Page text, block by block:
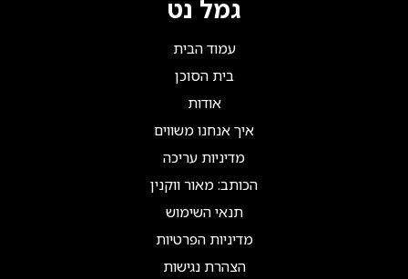
גמל נט
עמוד הבית
בית הסוכן
אודות
איך אנחנו משווים
מדיניות עריכה
הכותב: מאור ווקנין
תנאי השימוש
מדיניות הפרטיות
הצהרת נגישות